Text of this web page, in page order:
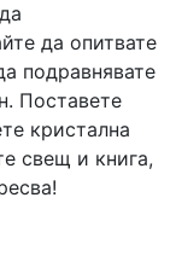
да опитвате
подравнявате
Поставете
кристална
свещ и книга,